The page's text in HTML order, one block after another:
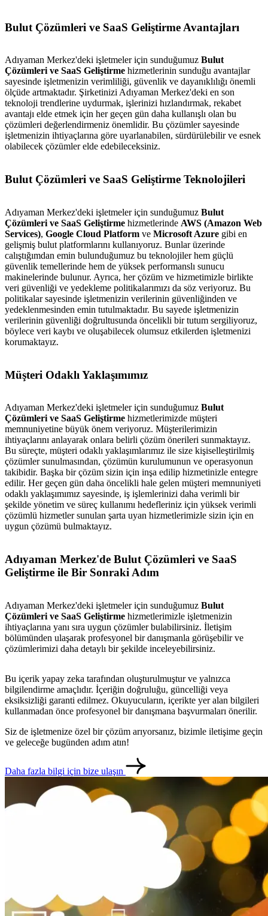
İletişim English
Bulut Çözümleri ve SaaS Geliştirme Avantajları
Adıyaman Merkez'deki işletmeler için sunduğumuz Bulut
Çözümleri ve SaaS Geliştirme hizmetlerinin sunduğu avantajlar
sayesinde işletmenizin verimliliği, güvenlik ve dayanıklılığı önemli
ölçüde artmaktadır. Şirketinizi Adıyaman Merkez'deki en son
teknoloji trendlerine uydurmak, işlerinizi hızlandırmak, rekabet
avantajı elde etmek için her geçen gün daha kullanışlı olan bu
çözümleri değerlendirmeniz önemlidir. Bu çözümler sayesinde
işletmenizin ihtiyaçlarına göre uyarlanabilen, sürdürülebilir ve esnek
olabilecek çözümler elde edebileceksiniz.
Bulut Çözümleri ve SaaS Geliştirme Teknolojileri
Adıyaman Merkez'deki işletmeler için sunduğumuz Bulut
Çözümleri ve SaaS Geliştirme hizmetlerinde AWS (Amazon Web
Services), Google Cloud Platform ve Microsoft Azure gibi en
gelişmiş bulut platformlarını kullanıyoruz. Bunlar üzerinde
calıştığımdan emin bulunduğumuz bu teknolojiler hem güçlü
güvenlik temellerinde hem de yüksek performanslı sunucu
makinelerinde bulunur. Ayrıca, her çözüm ve hizmetimizle birlikte
veri güvenliği ve yedekleme politikalarımızı da söz veriyoruz. Bu
politikalar sayesinde işletmenizin verilerinin güvenliğinden ve
yedeklenmesinden emin tutulmaktadır. Bu sayede işletmenizin
verilerinin güvenliği doğrultusunda öncelikli bir tutum sergiliyoruz,
böylece veri kaybı ve oluşabilecek olumsuz etkilerden işletmenizi
korumaktayız.
Müşteri Odaklı Yaklaşımımız
Adıyaman Merkez'deki işletmeler için sunduğumuz Bulut
Çözümleri ve SaaS Geliştirme hizmetlerimizde müşteri
memnuniyetine büyük önem veriyoruz. Müşterilerimizin
ihtiyaçlarını anlayarak onlara belirli çözüm önerileri sunmaktayız.
Bu süreçte, müşteri odaklı yaklaşımlarımız ile size kişiselleştirilmiş
çözümler sunulmasından, çözümün kurulumunun ve operasyonun
takibidir. Başka bir çözüm sizin için inşa edilip hizmetinizle entegre
edilir. Her geçen gün daha öncelikli hale gelen müşteri memnuniyeti
odaklı yaklaşımımız sayesinde, iş işlemlerinizi daha verimli bir
şekilde yönetim ve süreç kullanımı hedefleriniz için yüksek verimli
çözümlü hizmetler sunulan şarta uyan hizmetlerimizle sizin için en
uygun çözümü bulmaktayız.
Adıyaman Merkez'de Bulut Çözümleri ve SaaS
Geliştirme ile Bir Sonraki Adım
Adıyaman Merkez'deki işletmeler için sunduğumuz Bulut
Çözümleri ve SaaS Geliştirme hizmetlerimizle işletmenizin
ihtiyaçlarına yanı sıra uygun çözümler bulabilirsiniz. İletişim
bölümünden ulaşarak profesyonel bir danışmanla görüşebilir ve
çözümlerimizi daha detaylı bir şekilde inceleyebilirsiniz.
Bu içerik yapay zeka tarafından oluşturulmuştur ve yalnızca
bilgilendirme amaçlıdır. İçeriğin doğruluğu, güncelliği veya
eksiksizliği garanti edilmez. Okuyucuların, içerikte yer alan bilgileri
kullanmadan önce profesyonel bir danışmana başvurmaları önerilir.
Siz de işletmenize özel bir çözüm arıyorsanız, bizimle iletişime geçin
ve geleceğe bugünden adım atın!
Daha fazla bilgi için bize ulaşın